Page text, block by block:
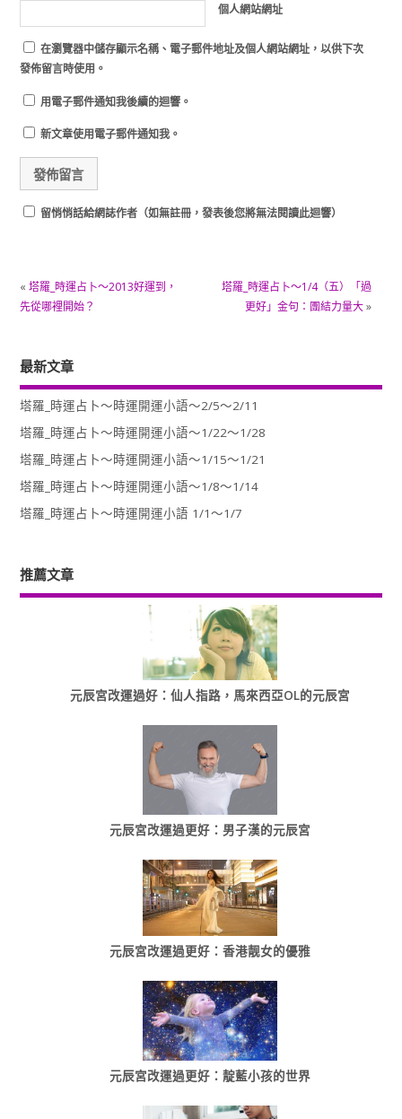
個人網站網址
在瀏覽器中儲存顯示名稱、電子郵件地址及個人網站網址，以供下次
發佈留言時使用。
用電子郵件通知我後續的迴響。
新文章使用電子郵件通知我。
留悄悄話給網誌作者（如無註冊，發表後您將無法閱讀此迴響）
« 塔羅_時運占卜～2013好運到，
先從哪裡開始？
塔羅_時運占卜～1/4（五）「過
更好」金句：團結力量大»
最新文章
塔羅_時運占卜～時運開運小語～2/5～2/11
塔羅_時運占卜～時運開運小語～1/22～1/28
塔羅_時運占卜～時運開運小語～1/15～1/21
塔羅_時運占卜～時運開運小語～1/8～1/14
塔羅_時運占卜～時運開運小語 1/1～1/7
推薦文章
元辰宮改運過好：仙人指路，馬來西亞OL的元辰宮
元辰宮改運過更好：男子漢的元辰宮
元辰宮改運過更好：香港靓女的優雅
元辰宮改運過更好：靛藍小孩的世界